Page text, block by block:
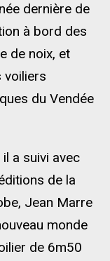
dernière de
à bord des
de noix, et
voiliers
du Vendée
a suivi avec
de la
Jean Marre
monde
de 6m50